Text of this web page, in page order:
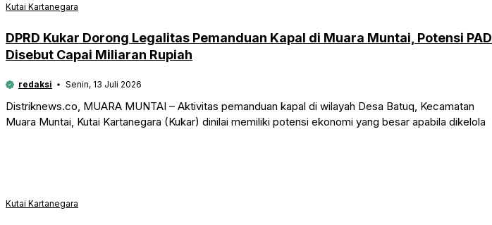
Kutai Kartanegara
DPRD Kukar Dorong Legalitas Pemanduan Kapal di Muara Muntai, Potensi PAD
Disebut Capai Miliaran Rupiah
redaksi Senin, 13 Juli 2026
Distriknews.co, MUARA MUNTAI – Aktivitas pemanduan kapal di wilayah Desa Batuq, Kecamatan
Muara Muntai, Kutai Kartanegara (Kukar) dinilai memiliki potensi ekonomi yang besar apabila dikelola
Kutai Kartanegara